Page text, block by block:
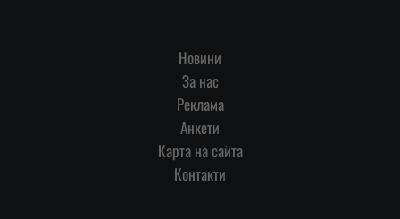
Новини
За нас
Реклама
Анкети
Карта на сайта
Контакти